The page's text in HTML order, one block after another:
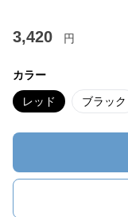
3,420 円
カラー
レッド ブラック